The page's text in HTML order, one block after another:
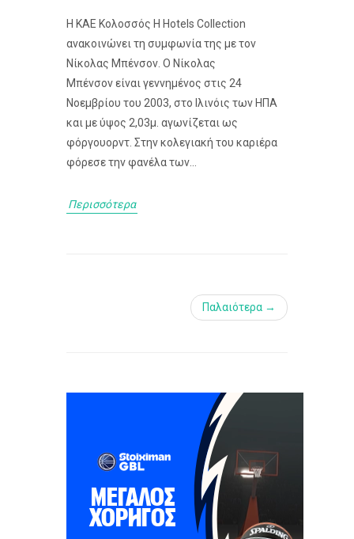
Η ΚΑΕ Κολοσσός H Hotels Collection
ανακοινώνει τη συμφωνία της με τον
Νίκολας Μπένσον. Ο Νίκολας
Μπένσον είναι γεννημένος στις 24
Νοεμβρίου του 2003, στο Ιλινόις των ΗΠΑ
και με ύψος 2,03μ. αγωνίζεται ως
φόργουορντ. Στην κολεγιακή του καριέρα
φόρεσε την φανέλα των...
Περισσότερα
Παλαιότερα →